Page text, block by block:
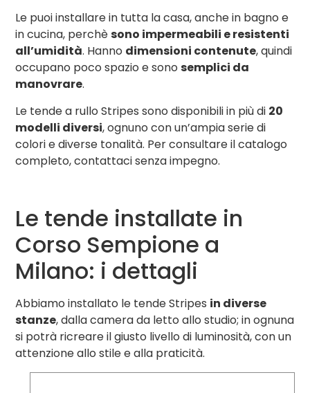
Le puoi installare in tutta la casa, anche in bagno e
in cucina, perchèsono impermeabili e resistenti
all’umidità. Hanno dimensioni contenute, quindi
occupano poco spazio e sonosemplici da
manovrare.
Le tende a rullo Stripes sono disponibili in più di 20
modelli diversi, ognuno con un’ampia serie di
colori e diverse tonalità. Per consultare il catalogo
completo, contattaci senza impegno.
Le tende installate in
Corso Sempione a
Milano: i dettagli
Abbiamo installato le tende Stripes in diverse
stanze, dalla camera da letto allo studio; in ognuna
si potrà ricreare il giusto livello di luminosità, con un
attenzione allo stile e alla praticità.